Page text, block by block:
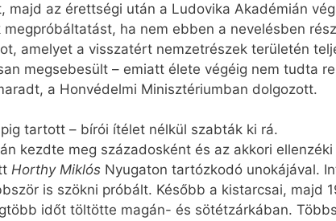
majd az érettségi után a Ludovika Akadémián
ha nem ebben a nevelésben
amelyet a visszatért nemzetrészek területén
megsebesült – emiatt élete végéig nem tudta
a Honvédelmi Minisztériumban dolgozott.
tartott – bírói ítélet nélkül szabták ki rá.
kezdte meg századosként és az akkori
Horthy Miklós Nyugaton tartózkodó unokájával.
is szökni próbált. Később a kistarcsai,
időt töltötte magán- és sötétzárkában.